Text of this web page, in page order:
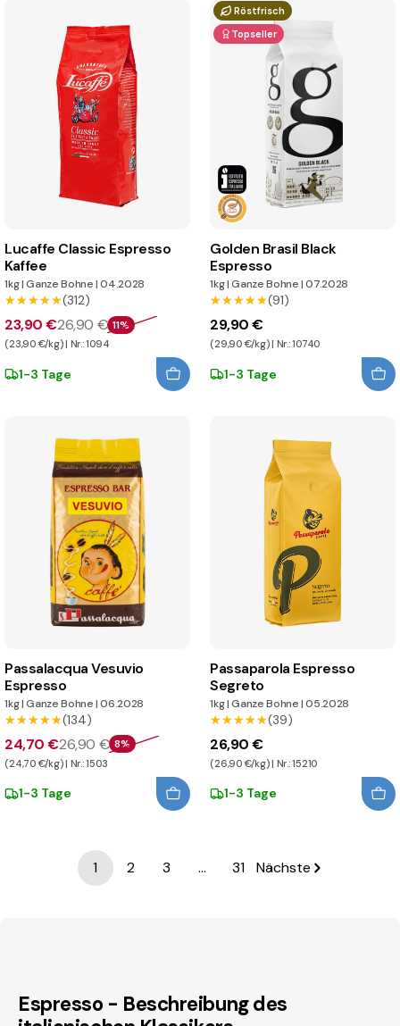
Lucaffe Classic Espresso
Kaffee
1kg|Ganze Bohne|04.2028
★★★★★
★★★★★(312)
23,90 €26,90 € 11%
(23,90 €/kg) | Nr.: 1094
1-3 Tage
Röstfrisch
Topseller
Golden Brasil Black
Espresso
1kg|Ganze Bohne|07.2028
★★★★★
★★★★★(91)
29,90 €
(29,90 €/kg) | Nr.: 10740
1-3 Tage
Passalacqua Vesuvio
Espresso
1kg|Ganze Bohne|06.2028
★★★★★
★★★★★(134)
24,70 €26,90 € 8%
(24,70 €/kg) | Nr.: 1503
1-3 Tage
Passaparola Espresso
Segreto
1kg|Ganze Bohne|05.2028
★★★★★
★★★★★(39)
26,90 €
(26,90 €/kg) | Nr.: 15210
1-3 Tage
1 2 3 … 31 Nächste
Espresso - Beschreibung des